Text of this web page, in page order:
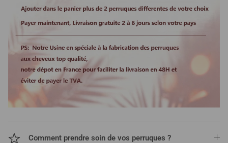
Comment prendre soin de vos perruques ?